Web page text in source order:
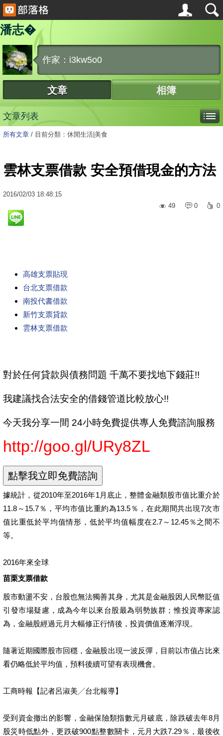
潘志�
作家：i3kw5o0
文章 相簿
文章列表
所有文章 / 目前分類：休閒生活|美食
雲林支票借款 安全預借現金的方法
2016/02/03 18:48:15
49
0 0
高雄支票貼現
台北支票借款
南投代書借款
新竹支票貸款
雲林支票借款
對於任何貸款與債務問題 千萬不要找地下錢莊!!
我建議找合法安全的借錢管道比較放心!!
今天我分享一間 24小時免費提供專人免費諮詢服務
http://goo.gl/URy8ZL
據統計，從2010年至2016年1月底止，整體金融類股市值比重介於
11.8～15.7％，平均市值比重約為13.5％，在此期間共出現7次市
值比重低於平均值情形，低於平均值幅度在2.7～12.45％之間不
等。
2016年來全球
苗栗支票借款
股市動盪不安，台股也無法獨善其身，尤其是金融股因人民幣貶值
引發市場疑慮，成為今年以來台股最為弱勢族群；惟投資專家認
為，金融股經過元月大幅修正行情後，投資價值逐漸浮現。
隨著近期國際股市回穩，金融股出現一波反彈，目前以市值占比來
看仍略低於平均值，預料後續可望有表現機會。
工商時報【記者呂淑美╱台北報導】
受到資金撤出的影響，金融保險類指數元月破底，除跌破去年8月
股災時低點外，更跌破900點整數關卡，元月大跌7.29％，最後收